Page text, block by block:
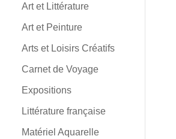
Art et Littérature
Art et Peinture
Arts et Loisirs Créatifs
Carnet de Voyage
Expositions
Littérature française
Matériel Aquarelle